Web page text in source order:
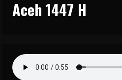
Aceh 1447 H